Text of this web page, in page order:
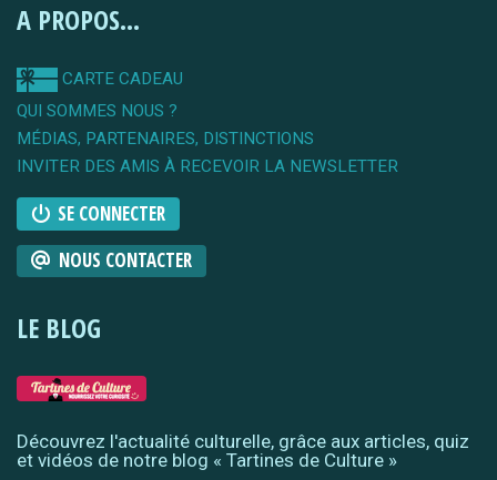
A PROPOS...
CARTE CADEAU
QUI SOMMES NOUS ?
MÉDIAS, PARTENAIRES, DISTINCTIONS
INVITER DES AMIS À RECEVOIR LA NEWSLETTER
SE CONNECTER
NOUS CONTACTER
LE BLOG
Découvrez l'actualité culturelle, grâce aux articles, quiz
et vidéos de notre blog « Tartines de Culture »